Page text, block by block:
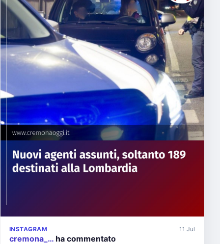
INSTAGRAM 11 Jul
cremona_… ha commentato